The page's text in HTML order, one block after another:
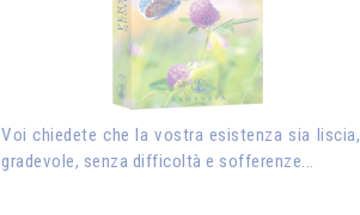
Voi chiedete che la vostra esistenza sia liscia,
gradevole, senza difficoltà e sofferenze...